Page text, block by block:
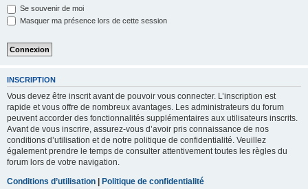
Se souvenir de moi
Masquer ma présence lors de cette session
INSCRIPTION
Vous devez être inscrit avant de pouvoir vous connecter. L’inscription est
rapide et vous offre de nombreux avantages. Les administrateurs du forum
peuvent accorder des fonctionnalités supplémentaires aux utilisateurs inscrits.
Avant de vous inscrire, assurez-vous d’avoir pris connaissance de nos
conditions d’utilisation et de notre politique de confidentialité. Veuillez
également prendre le temps de consulter attentivement toutes les règles du
forum lors de votre navigation.
Conditions d’utilisation | Politique de confidentialité